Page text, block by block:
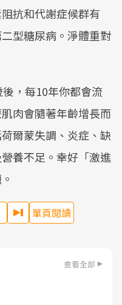
抗和代謝症候群有
型糖尿病。淨體重對
，每10年你都會流
肉會隨著年齡增長而
爾蒙失調、炎症、缺
養不足。幸好「激進
單頁閱讀
查看全部